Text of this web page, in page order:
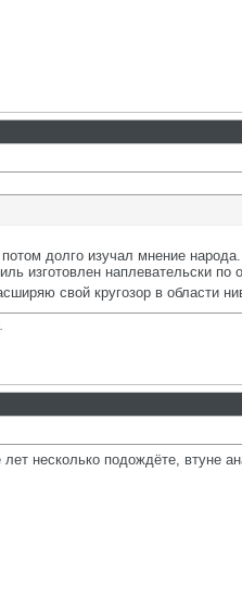
долго изучал мнение
изготовлен наплевательски по
свой кругозор в области
несколько подождёте, втуне